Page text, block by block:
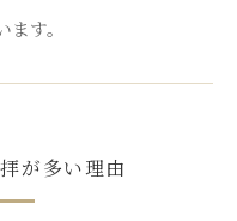
す。
が多い理由